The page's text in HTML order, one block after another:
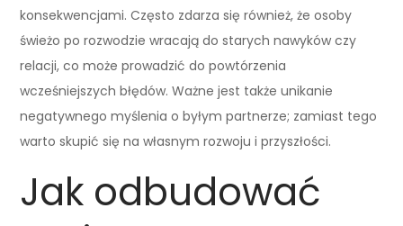
konsekwencjami. Często zdarza się również, że osoby
świeżo po rozwodzie wracają do starych nawyków czy
relacji, co może prowadzić do powtórzenia
wcześniejszych błędów. Ważne jest także unikanie
negatywnego myślenia o byłym partnerze; zamiast tego
warto skupić się na własnym rozwoju i przyszłości.
Jak odbudować